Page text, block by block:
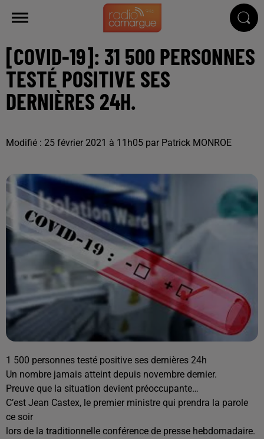
[COVID-19]: 31 500 PERSONNES
TESTÉ POSITIVE SES
DERNIÈRES 24H.
Modifié : 25 février 2021 à 11h05 par Patrick MONROE
1 500 personnes testé positive ses dernières 24h
Un nombre jamais atteint depuis novembre dernier.
Preuve que la situation devient préoccupante…
C’est Jean Castex, le premier ministre qui prendra la parole
ce soir
lors de la traditionnelle conférence de presse hebdomadaire.